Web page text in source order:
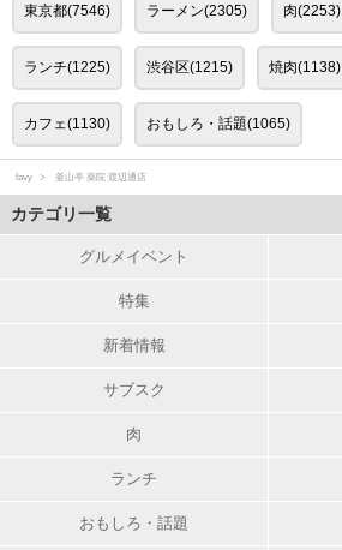
東京都(7546) ラーメン(2305) 肉(2253)
ランチ(1225) 渋谷区(1215) 焼肉(1138)
カフェ(1130) おもしろ・話題(1065)
favy 釜山亭 薬院 渡辺通店
カテゴリ一覧
グルメイベント
特集
新着情報
サブスク
肉
ランチ
おもしろ・話題